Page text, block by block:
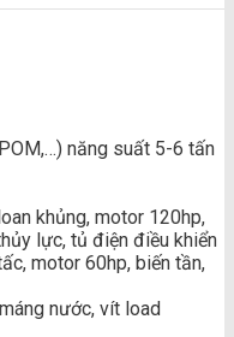
POM,…) năng suất 5-6 tấn
khủng, motor 120hp,
lực, tủ điện điều khiển
motor 60hp, biến tần,
nước, vít load